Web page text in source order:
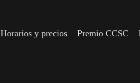
Horarios y precios Premio CCSC